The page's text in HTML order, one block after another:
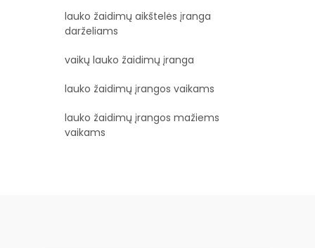
lauko žaidimų aikštelės įranga
darželiams
vaikų lauko žaidimų įranga
lauko žaidimų įrangos vaikams
lauko žaidimų įrangos mažiems
vaikams